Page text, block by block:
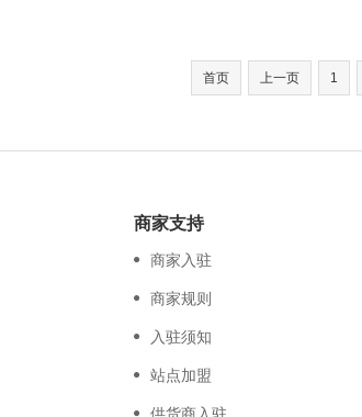
首页 上一页 1
商家支持
商家入驻
商家规则
入驻须知
站点加盟